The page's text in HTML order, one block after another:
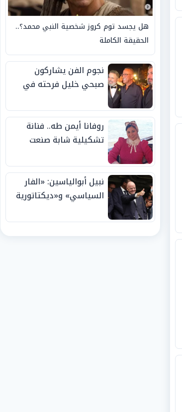
هل يجسد توم كروز شخصية النبي محمد؟..
الحقيقة الكاملة
نجوم الفن يشاركون
صبحي خليل فرحته في
روفانا أيمن طه.. فنانة
تشكيلية شابة صنعت
الجوائز منذ الصغر
نبيل أبوالياسين: «الفار
السياسي» و«ديكتاتورية
الفيفا».. وإقالة